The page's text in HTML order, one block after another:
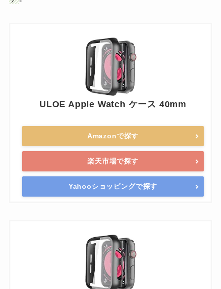
ULOE Apple Watch ケース 40mm
Amazonで探す
楽天市場で探す
Yahooショッピングで探す